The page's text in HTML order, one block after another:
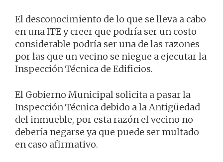
El desconocimiento de lo que se lleva a cabo
en una ITE y creer que podría ser un costo
considerable podría ser una de las razones
por las que un vecino se niegue a ejecutar la
Inspección Técnica de Edificios.
El Gobierno Municipal solicita a pasar la
Inspección Técnica debido a la Antigüedad
del inmueble, por esta razón el vecino no
debería negarse ya que puede ser multado
en caso afirmativo.